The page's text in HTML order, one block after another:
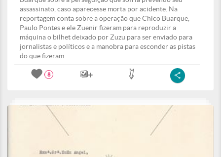
assassinato, caso aparecesse morta por acidente. Na
reportagem conta sobre a operação que Chico Buarque,
Paulo Pontes e ele Zuenir fizeram para reproduzir a
máquina o bilhet deixado por Zuzu para ser enviado para
jornalistas e políticos e a manobra para esconder as pistas
do que fizeram.
8